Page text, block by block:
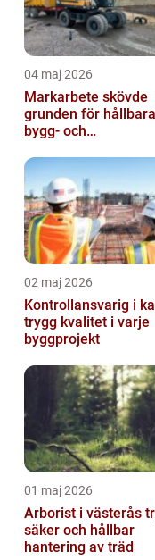
04 maj 2026
Markarbete skövde
grunden för hållbara
bygg- och
02 maj 2026
Kontrollansvarig i
trygg kvalitet i varje
byggprojekt
01 maj 2026
Arborist i västerås trygg,
säker och hållbar
hantering av träd